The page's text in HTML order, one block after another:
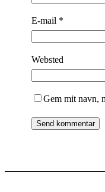
E-mail *
Websted
Gem mit navn,